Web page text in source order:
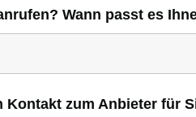
Wann passt es
Kontakt zum Anbieter für